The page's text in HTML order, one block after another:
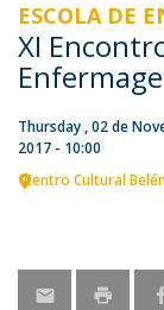
ESCOLA DE
XI
Thursday , 02 de
2017 - 10:00
Centro Cultural